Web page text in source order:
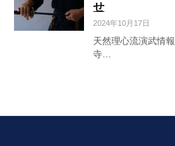
せ
2024年10月17日
天然理心流演武情
寺…